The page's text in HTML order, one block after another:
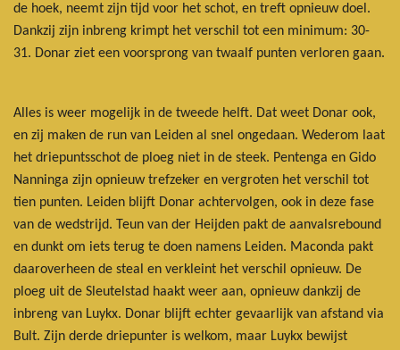
de hoek, neemt zijn tijd voor het schot, en treft opnieuw doel.
Dankzij zijn inbreng krimpt het verschil tot een minimum: 30-
31. Donar ziet een voorsprong van twaalf punten verloren gaan.
Alles is weer mogelijk in de tweede helft. Dat weet Donar ook,
en zij maken de run van Leiden al snel ongedaan. Wederom laat
het driepuntsschot de ploeg niet in de steek. Pentenga en Gido
Nanninga zijn opnieuw trefzeker en vergroten het verschil tot
tien punten. Leiden blijft Donar achtervolgen, ook in deze fase
van de wedstrijd. Teun van der Heijden pakt de aanvalsrebound
en dunkt om iets terug te doen namens Leiden. Maconda pakt
daaroverheen de steal en verkleint het verschil opnieuw. De
ploeg uit de Sleutelstad haakt weer aan, opnieuw dankzij de
inbreng van Luykx. Donar blijft echter gevaarlijk van afstand via
Bult. Zijn derde driepunter is welkom, maar Luykx bewijst